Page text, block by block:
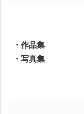
・作品集
・写真集